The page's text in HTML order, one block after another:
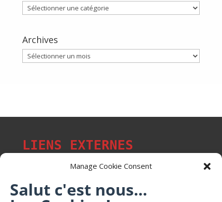
Manage Cookie Consent
Salut c'est nous...
Catégories
Archives
Archives
LIENS EXTERNES
Les p'tits citoyens de Mont-Saint-Martin